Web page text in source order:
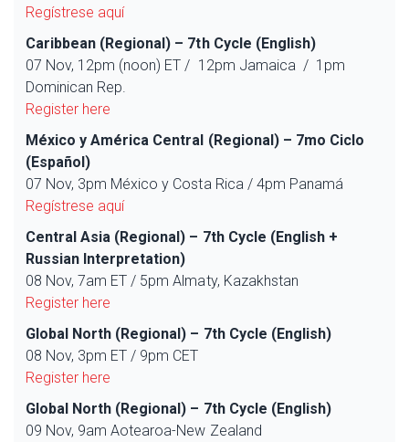
Regístrese aquí
Caribbean (Regional) – 7th Cycle (English)
07 Nov, 12pm (noon) ET / 12pm Jamaica / 1pm
Dominican Rep.
Register here
México y América Central (Regional) – 7mo Ciclo
(Español)
07 Nov, 3pm México y Costa Rica / 4pm Panamá
Regístrese aquí
Central Asia (Regional) – 7th Cycle (English +
Russian Interpretation)
08 Nov, 7am ET / 5pm Almaty, Kazakhstan
Register here
Global North (Regional) – 7th Cycle (English)
08 Nov, 3pm ET / 9pm CET
Register here
Global North (Regional) – 7th Cycle (English)
09 Nov, 9am Aotearoa-New Zealand